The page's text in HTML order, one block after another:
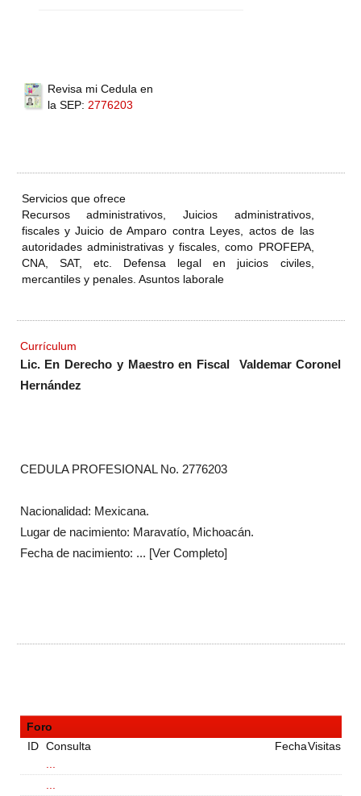
Revisa mi Cedula en
la SEP: 2776203
Servicios que ofrece
Recursos administrativos, Juicios administrativos,
fiscales y Juicio de Amparo contra Leyes, actos de las
autoridades administrativas y fiscales, como PROFEPA,
CNA, SAT, etc. Defensa legal en juicios civiles,
mercantiles y penales. Asuntos laborale
Currículum
Lic. En Derecho y Maestro en Fiscal Valdemar Coronel
Hernández
CEDULA PROFESIONAL No. 2776203
Nacionalidad: Mexicana.
Lugar de nacimiento: Maravatío, Michoacán.
Fecha de nacimiento: ... [Ver Completo]
Foro
ID Consulta FechaVisitas